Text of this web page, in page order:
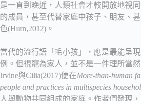
是一直到晚近，人類社會才較開放地視
的成員，甚至代替家庭中孩子、朋友、
色(Hurn,2012)。
當代的流行語「毛小孩」，應是最能呈
例。但視寵為家人，並不是一件理所當
Irvine與Cilia(2017)便在More-than-human
people and practices in multispecies
人與動物共同組成的家庭。作者們發現